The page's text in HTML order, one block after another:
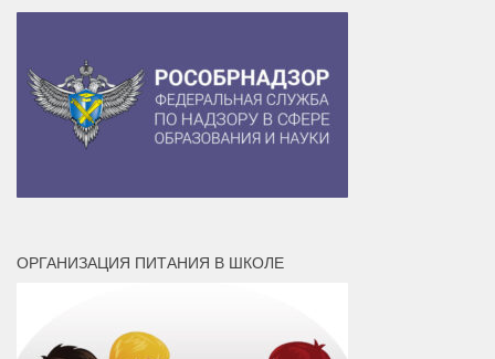
ОРГАНИЗАЦИЯ ПИТАНИЯ В ШКОЛЕ